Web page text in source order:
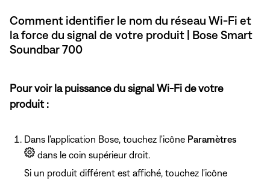
Comment identifier le nom du réseau Wi-Fi et
la force du signal de votre produit | Bose Smart
Soundbar 700
Pour voir la puissance du signal Wi-Fi de votre
produit :
Dans l'application Bose, touchez l'icône Paramètres
dans le coin supérieur droit.
Si un produit différent est affiché, touchez l'icône